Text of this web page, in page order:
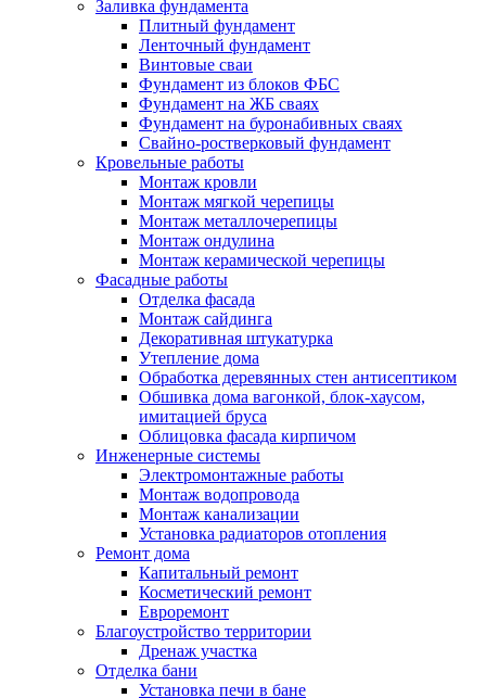
Заливка фундамента
Плитный фундамент
Ленточный фундамент
Винтовые сваи
Фундамент из блоков ФБС
Фундамент на ЖБ сваях
Фундамент на буронабивных сваях
Свайно-ростверковый фундамент
Кровельные работы
Монтаж кровли
Монтаж мягкой черепицы
Монтаж металлочерепицы
Монтаж ондулина
Монтаж керамической черепицы
Фасадные работы
Отделка фасада
Монтаж сайдинга
Декоративная штукатурка
Утепление дома
Обработка деревянных стен антисептиком
Обшивка дома вагонкой, блок-хаусом,
имитацией бруса
Облицовка фасада кирпичом
Инженерные системы
Электромонтажные работы
Монтаж водопровода
Монтаж канализации
Установка радиаторов отопления
Ремонт дома
Капитальный ремонт
Косметический ремонт
Евроремонт
Благоустройство территории
Дренаж участка
Отделка бани
Установка печи в бане